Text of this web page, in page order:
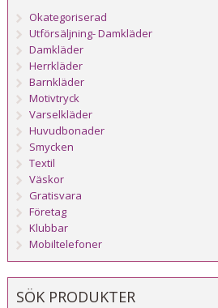
Okategoriserad
Utförsäljning- Damkläder
Damkläder
Herrkläder
Barnkläder
Motivtryck
Varselkläder
Huvudbonader
Smycken
Textil
Väskor
Gratisvara
Företag
Klubbar
Mobiltelefoner
SÖK PRODUKTER